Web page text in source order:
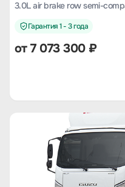
3.0L air brake row semi-
Гарантия 1 - 3 года
от 7 073 300 ₽